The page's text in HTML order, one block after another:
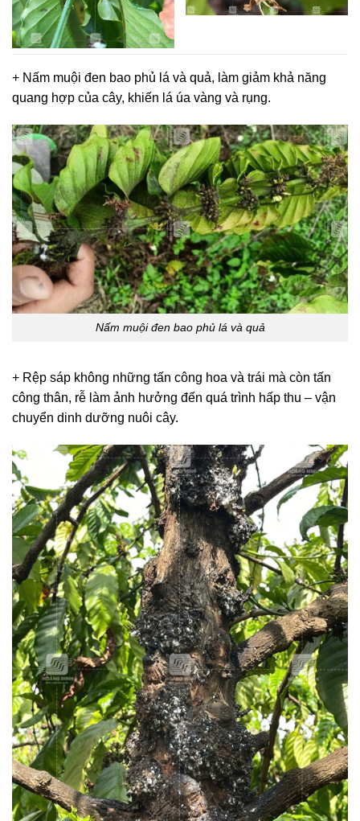
+ Nấm muội đen bao phủ lá và quả, làm giảm khả năng
quang hợp của cây, khiến lá úa vàng và rụng.
Nấm muội đen bao phủ lá và quả
+ Rệp sáp không những tấn công hoa và trái mà còn tấn
công thân, rễ làm ảnh hưởng đến quá trình hấp thu – vận
chuyển dinh dưỡng nuôi cây.